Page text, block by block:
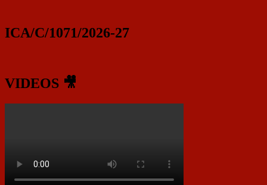
ICA/C/1071/2026-27
VIDEOS 🎥